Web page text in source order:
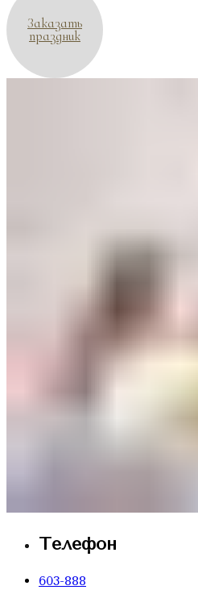
Заказать
праздник
Телефон
603-888